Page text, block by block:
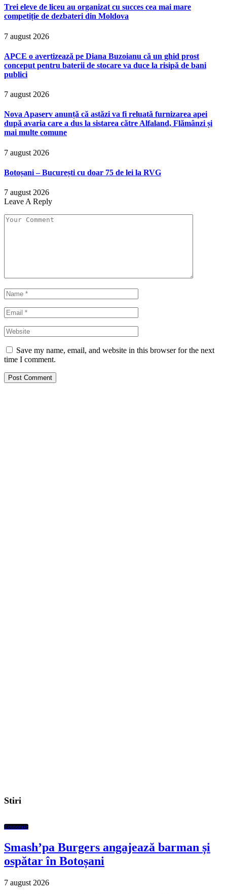
Trei eleve de liceu au organizat cu succes cea mai mare
competiție de dezbateri din Moldova
7 august 2026
APCE o avertizează pe Diana Buzoianu că un ghid prost
conceput pentru baterii de stocare va duce la risipă de bani
publici
7 august 2026
Nova Apaserv anunță că astăzi va fi reluată furnizarea apei
după avaria care a dus la sistarea către Alfaland, Flămânzi și
mai multe comune
7 august 2026
Botoșani – București cu doar 75 de lei la RVG
7 august 2026
Leave A Reply
Save my name, email, and website in this browser for the next
time I comment.
Stiri
Economic
Smash’pa Burgers angajează barman și
ospătar în Botoșani
7 august 2026